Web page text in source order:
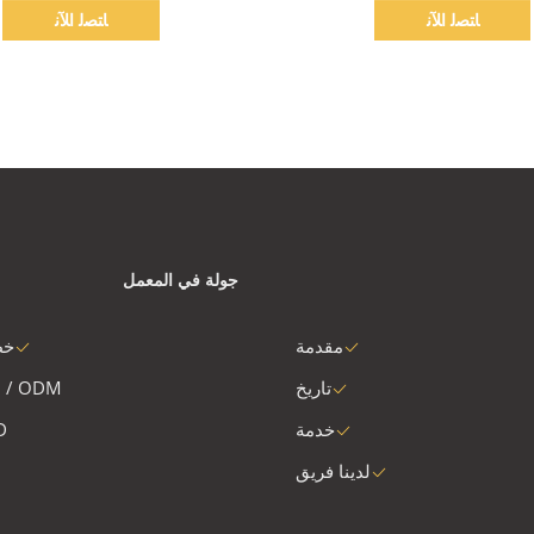
ﺎﺘﺼﻟ ﺍﻶﻧ
ﺎﺘﺼﻟ ﺍﻶﻧ
جولة في المعمل
/ ODM
مقدمة
تاريخ
خدمة
لدينا فريق